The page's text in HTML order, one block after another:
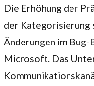
Die Erhöhung der
der Kategorisierung
Änderungen im
Microsoft. Das